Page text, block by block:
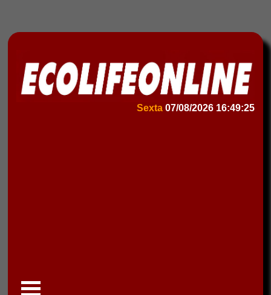
Sexta 07/08/2026 16:49:25